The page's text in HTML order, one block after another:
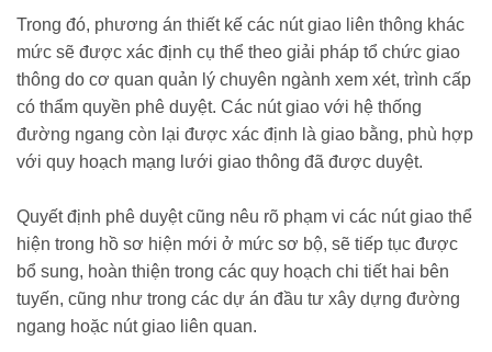
Trong đó, phương án thiết kế các nút giao liên thông khác
mức sẽ được xác định cụ thể theo giải pháp tổ chức giao
thông do cơ quan quản lý chuyên ngành xem xét, trình cấp
có thẩm quyền phê duyệt. Các nút giao với hệ thống
đường ngang còn lại được xác định là giao bằng, phù hợp
với quy hoạch mạng lưới giao thông đã được duyệt.
Quyết định phê duyệt cũng nêu rõ phạm vi các nút giao thể
hiện trong hồ sơ hiện mới ở mức sơ bộ, sẽ tiếp tục được
bổ sung, hoàn thiện trong các quy hoạch chi tiết hai bên
tuyến, cũng như trong các dự án đầu tư xây dựng đường
ngang hoặc nút giao liên quan.